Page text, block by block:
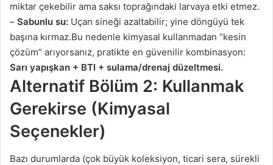
miktar çekebilir ama saksı toprağındaki larvaya etki etmez.
– Sabunlu su: Uçan sineği azaltabilir; yine döngüyü tek
başına kırmaz.Bu nedenle kimyasal kullanmadan “kesin
çözüm” arıyorsanız, pratikte en güvenilir kombinasyon:
Sarı yapışkan + BTI + sulama/drenaj düzeltmesi.
Alternatif Bölüm 2: Kullanmak
Gerekirse (Kimyasal
Seçenekler)
Bazı durumlarda (çok büyük koleksiyon, ticari sera, sürekli